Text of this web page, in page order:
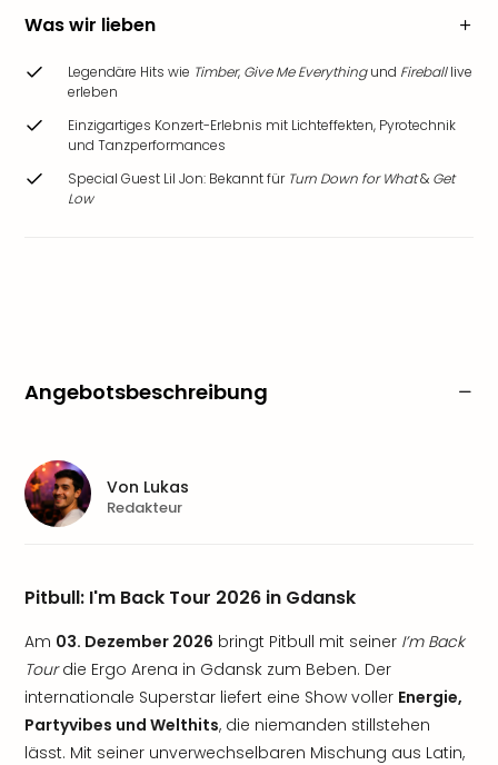
Was wir lieben
Legendäre Hits wie Timber, Give Me Everythingund Fireballlive
erleben
Einzigartiges Konzert-Erlebnis mit Lichteffekten, Pyrotechnik
und Tanzperformances
Special Guest Lil Jon: Bekannt für Turn Down for What& Get
Low
Angebotsbeschreibung
Pitbull: I'm Back Tour 2026 in Gdansk
Am 03. Dezember 2026 bringt Pitbull mit seiner I’m Back
Tourdie Ergo Arena in Gdansk zum Beben. Der
internationale Superstar liefert eine Show voller Energie,
Partyvibes und Welthits, die niemanden stillstehen
lässt. Mit seiner unverwechselbaren Mischung aus Latin,
Von Lukas
Redakteur